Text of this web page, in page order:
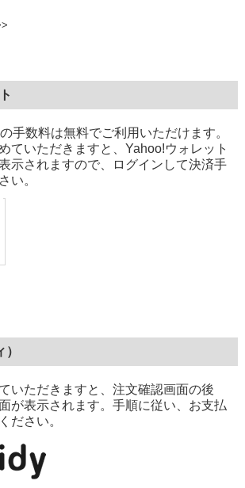
手数料は無料でご利用いただけます。
ていただきますと、Yahoo!ウォレット
示されますので、ログインして決済手
い。
いただきますと、注文確認画面の後
が表示されます。手順に従い、お支払
ださい。